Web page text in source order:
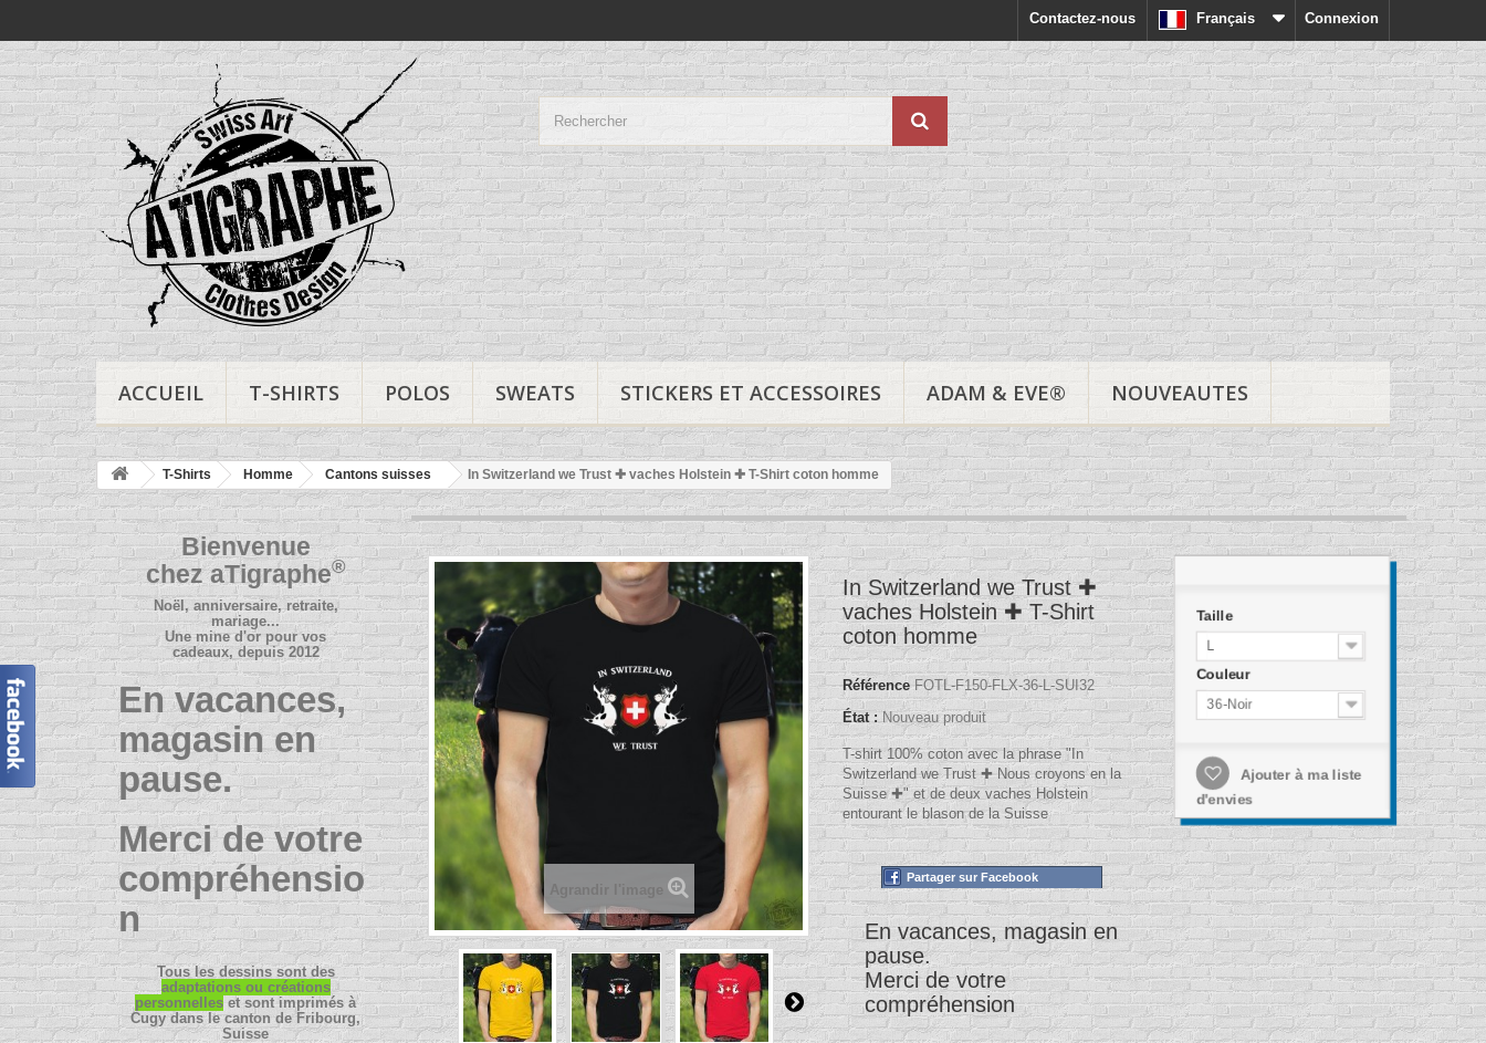
Connexion
Français
Contactez-nous
ACCUEIL T-SHIRTS POLOS SWEATS STICKERS ET ACCESSOIRES ADAM & EVE® NOUVEAUTES
T-Shirts Homme Cantons suisses In Switzerland we Trust ✚ vaches Holstein ✚ T-Shirt coton homme
Bienvenue
chezaTigraphe®
Noël, anniversaire, retraite,
mariage...
Une mine d'or pour vos
cadeaux, depuis 2012
En vacances,
magasin en
pause.
Merci de votre
compréhensio
n
Tous les dessins sont des
adaptations ou créations
personnelles et sont imprimés à
Cugy dans le canton de Fribourg,
Suisse
In Switzerland we Trust ✚
vaches Holstein ✚ T-Shirt
coton homme
Référence FOTL-F150-FLX-36-L-SUI32
État : Nouveau produit
T-shirt 100% coton avec la phrase "In
Switzerland we Trust ✚ Nous croyons en la
Suisse ✚" et de deux vaches Holstein
entourant le blason de la Suisse
Partager sur Facebook
En vacances, magasin en
pause.
Merci de votre
compréhension
Taille
L
Couleur
36-Noir
Ajouter à ma liste
d'envies